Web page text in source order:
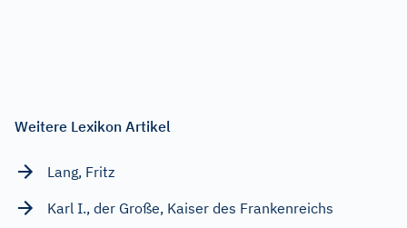
Weitere Lexikon Artikel
Lang, Fritz
Karl I., der Große, Kaiser des Frankenreichs